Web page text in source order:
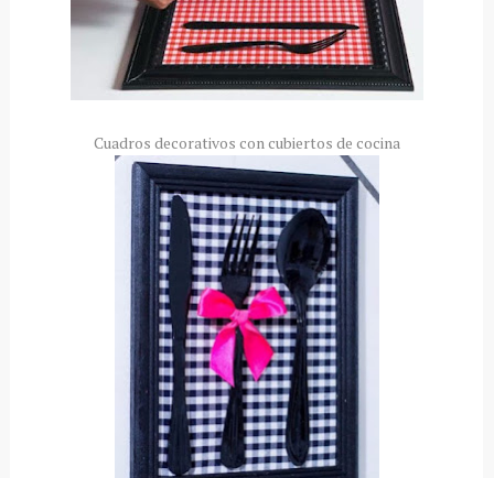
Cuadros decorativos con cubiertos de cocina